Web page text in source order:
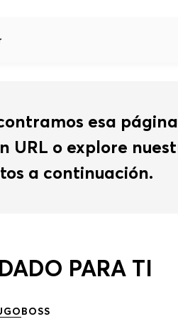
esa
URL o explore
a continuación.
PARA TI
BOSS